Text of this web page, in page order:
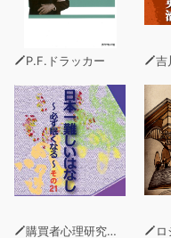
◎「観測すると確率１
◎私たちの体からはフ
◎パラレルワールドは周
です
◎パラレルワールドは
◎意図は物理量。だか
い
◎幸運の人はなぜ見え
◎縁の不思議。なぜ“そ
P.F.ドラッカー 吉
購買者心理研究所 株式会社モデンナ 顧問 青木幹和